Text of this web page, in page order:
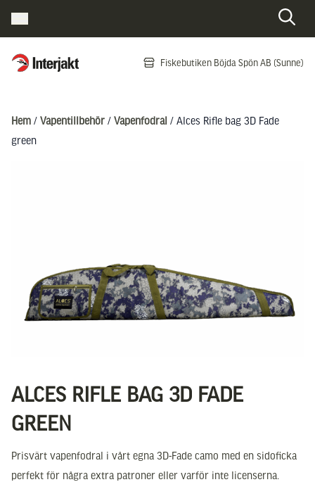
Interjakt SE Fiskebutiken Böjda Spön AB (Sunne)
Hem / Vapentillbehör / Vapenfodral / Alces Rifle bag 3D Fade
green
ALCES RIFLE BAG 3D FADE
GREEN
Prisvärt vapenfodral i vårt egna 3D-Fade camo med en sidoficka
perfekt för några extra patroner eller varför inte licenserna.